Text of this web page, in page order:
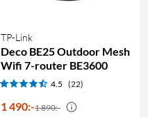
TP-Link
Deco BE25 Outdoor Mesh
Wifi 7-router BE3600
4.5 (22)
1 490:-1 890:-